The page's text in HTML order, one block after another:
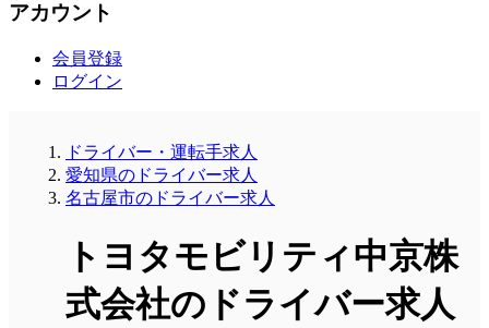
アカウント
会員登録
ログイン
ドライバー・運転手求人
愛知県のドライバー求人
名古屋市のドライバー求人
トヨタモビリティ中京株
式会社のドライバー求人